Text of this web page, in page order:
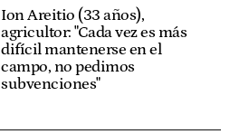
Ion Areitio (33 años),
agricultor: "Cada vez es más
difícil mantenerse en el
campo, no pedimos
subvenciones"